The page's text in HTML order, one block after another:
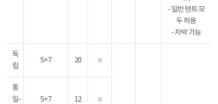
- 일반 텐트 모
두 허용
- 차박 가능
독
립
5×7 20 ○
통
일-
5×7 12 ○